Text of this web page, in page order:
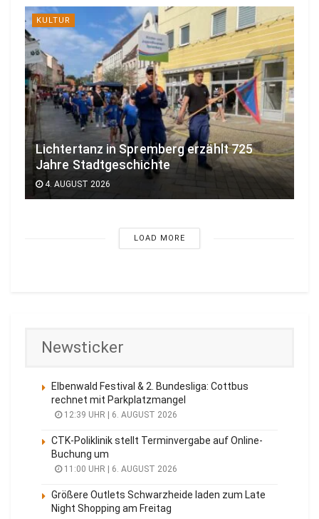
KULTUR
Lichtertanz in Spremberg erzählt 725
Jahre Stadtgeschichte
4. AUGUST 2026
LOAD MORE
Newsticker
Elbenwald Festival & 2. Bundesliga: Cottbus
rechnet mit Parkplatzmangel
12:39 UHR | 6. AUGUST 2026
CTK-Poliklinik stellt Terminvergabe auf Online-
Buchung um
11:00 UHR | 6. AUGUST 2026
Größere Outlets Schwarzheide laden zum Late
Night Shopping am Freitag